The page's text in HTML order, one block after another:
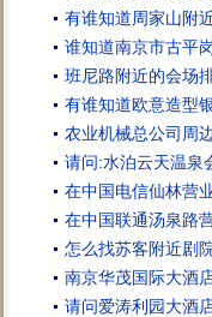
有谁知道周家山附
谁知道南京市古平
班尼路附近的会场
有谁知道欧意造型
农业机械总公司周
请问:水泊云天温泉
在中国电信仙林营
在中国联通汤泉路
怎么找苏客附近剧
南京华茂国际大酒
请问爱涛利园大酒